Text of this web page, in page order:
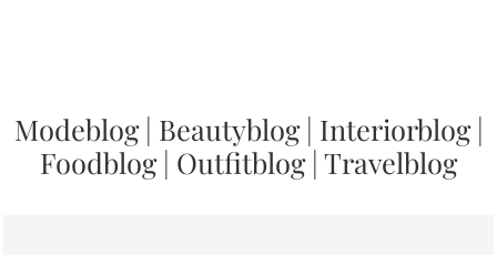
Modeblog| Beautyblog| Interiorblog|
Foodblog| Outfitblog| Travelblog